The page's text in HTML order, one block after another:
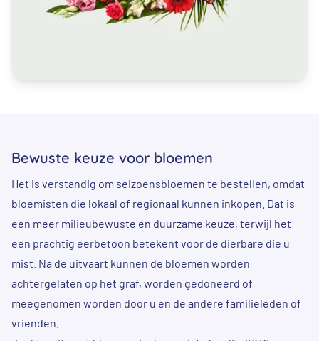
Bewuste keuze voor bloemen
Het is verstandig om seizoensbloemen te bestellen, omdat
bloemisten die lokaal of regionaal kunnen inkopen. Dat is
een meer milieubewuste en duurzame keuze, terwijl het
een prachtig eerbetoon betekent voor de dierbare die u
mist. Na de uitvaart kunnen de bloemen worden
achtergelaten op het graf, worden gedoneerd of
meegenomen worden door u en de andere familieleden of
vrienden.